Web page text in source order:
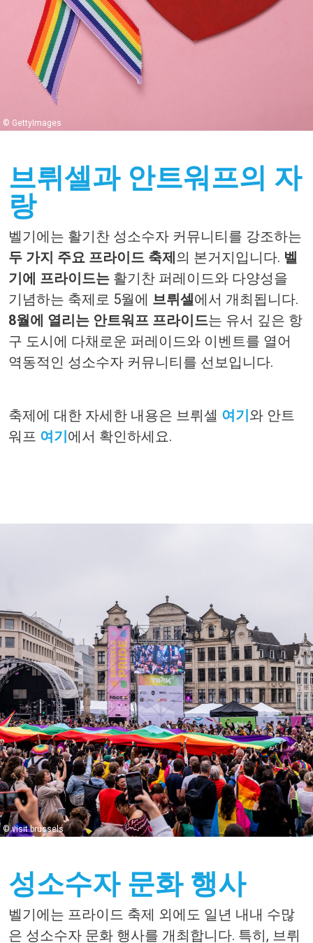
© GettyImages
브뤼셀과 안트워프의 자
랑
벨기에는 활기찬 성소수자 커뮤니티를 강조하는
두 가지 주요 프라이드 축제의 본거지입니다. 벨
기에 프라이드는 활기찬 퍼레이드와 다양성을
기념하는 축제로 5월에 브뤼셀에서 개최됩니다.
8월에 열리는 안트워프 프라이드는 유서 깊은 항
구 도시에 다채로운 퍼레이드와 이벤트를 열어
역동적인 성소수자 커뮤니티를 선보입니다.
축제에 대한 자세한 내용은 브뤼셀 여기와 안트
워프 여기에서 확인하세요.
© visit.brussels
성소수자 문화 행사
벨기에는 프라이드 축제 외에도 일년 내내 수많
은 성소수자 문화 행사를 개최합니다. 특히, 브뤼